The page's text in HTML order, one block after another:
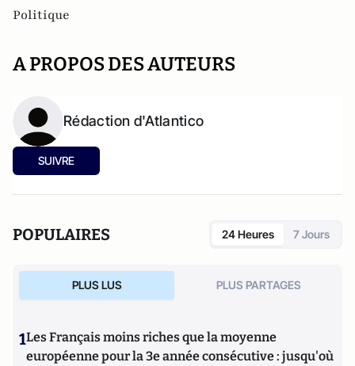
Politique
A PROPOS DES AUTEURS
Rédaction d'Atlantico
SUIVRE
POPULAIRES 24 Heures 7 Jours
PLUS LUS PLUS PARTAGES
1Les Français moins riches que la moyenne
européenne pour la 3e année consécutive : jusqu'où